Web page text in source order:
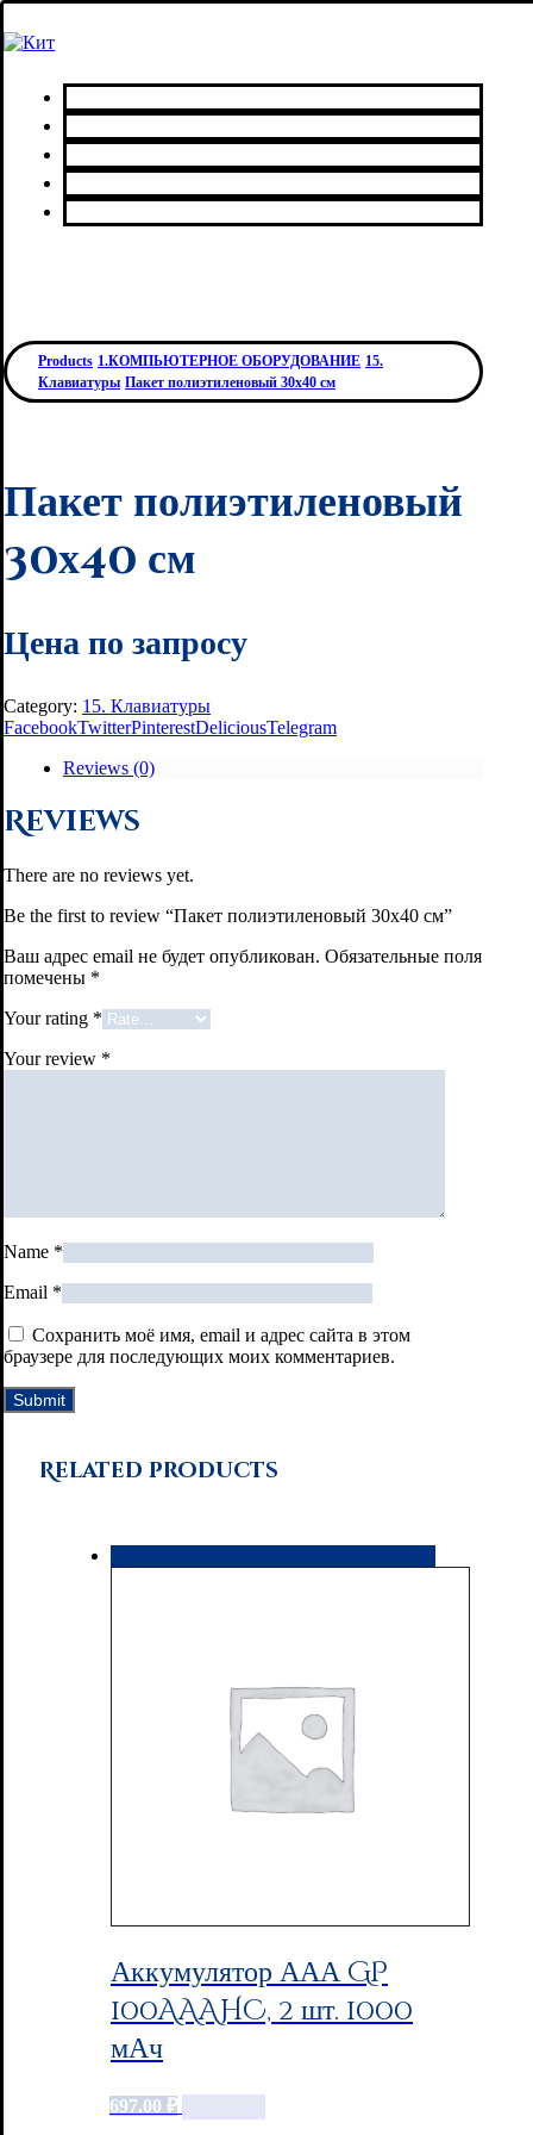
Products 1.КОМПЬЮТЕРНОЕ ОБОРУДОВАНИЕ 15.
Клавиатуры Пакет полиэтиленовый 30х40 см
Пакет полиэтиленовый
30х40 см
Цена по запросу
Category: 15. Клавиатуры
FacebookTwitterPinterestDeliciousTelegram
Reviews (0)
Reviews
There are no reviews yet.
Be the first to review “Пакет полиэтиленовый 30х40 см”
Ваш адрес email не будет опубликован. Обязательные поля
помечены *
Your rating *
Your review *
Name *
Email *
Сохранить моё имя, email и адрес сайта в этом
браузере для последующих моих комментариев.
Related products
Аккумулятор ААА GP
100AAAHC, 2 шт. 1000
мАч
697.00 ₽